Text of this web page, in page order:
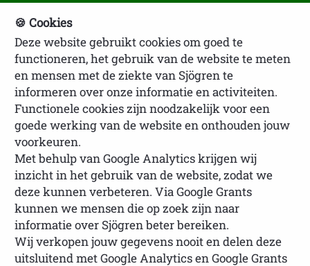
NVSP Ledenlogin
U bevindt zich hier: Homepage
Over
Sjögren
23 juli Wereld Sjögrendag
Wereld
Sjögrendag 2020
🍪 Cookies
Deze website gebruikt cookies om goed te
functioneren, het gebruik van de website te meten
en mensen met de ziekte van Sjögren te
informeren over onze informatie en activiteiten.
Functionele cookies zijn noodzakelijk voor een
goede werking van de website en onthouden jouw
voorkeuren.
Met behulp van Google Analytics krijgen wij
inzicht in het gebruik van de website, zodat we
deze kunnen verbeteren. Via Google Grants
kunnen we mensen die op zoek zijn naar
informatie over Sjögren beter bereiken.
Wij verkopen jouw gegevens nooit en delen deze
uitsluitend met Google Analytics en Google Grants